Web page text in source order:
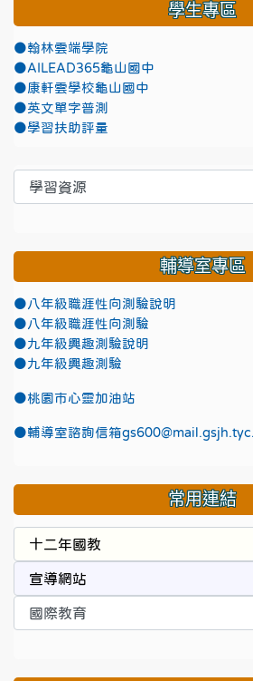
學生專區
●翰林雲端學院
●AILEAD365龜山國中
●康軒雲學校龜山國中
●英文單字普測
●學習扶助評量
輔導室專區
●八年級職涯性向測驗說明
●八年級職涯性向測驗
●九年級興趣測驗說明
●九年級興趣測驗
●桃園市心靈加油站
●輔導室諮詢信箱
常用連結